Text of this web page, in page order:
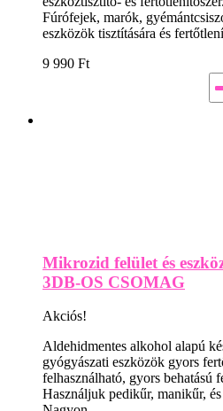
Fúrófejek, marók,
eszközök tisztítására és
9 990 Ft
Mikrozid felület és
3DB-OS CSOMAG
Akciós!
Aldehidmentes alkohol alapú
gyógyászati eszközök gyors
felhasználható, gyors behatású
Használjuk pedikűr, manikűr,